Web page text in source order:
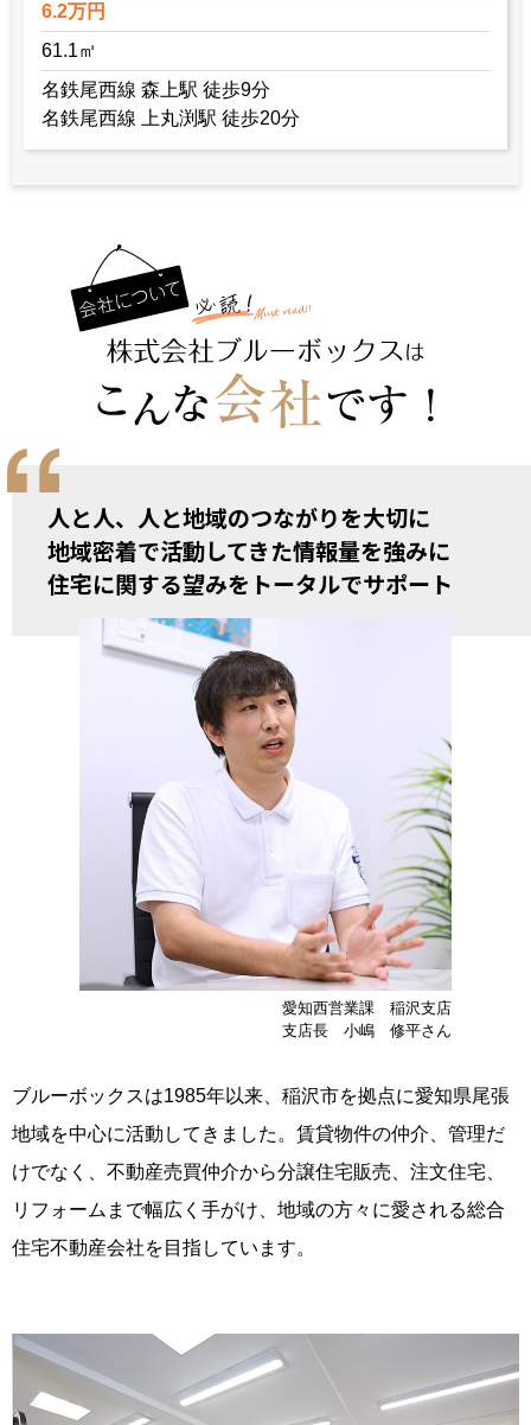
6.2万円
61.1㎡
名鉄尾西線 森上駅 徒歩9分
名鉄尾西線 上丸渕駅 徒歩20分
人と人、人と地域のつながりを大切に
地域密着で活動してきた情報量を強みに
住宅に関する望みをトータルでサポート
愛知西営業課 稲沢支店
支店長 小嶋 修平さん
ブルーボックスは1985年以来、稲沢市を拠点に愛知県尾張
地域を中心に活動してきました。賃貸物件の仲介、管理だ
けでなく、不動産売買仲介から分譲住宅販売、注文住宅、
リフォームまで幅広く手がけ、地域の方々に愛される総合
住宅不動産会社を目指しています。